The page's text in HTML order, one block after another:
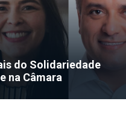
do Solidariedade
na Câmara